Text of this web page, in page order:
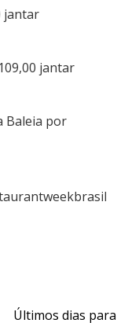
jantar
jantar
Baleia por
Últimos dias para